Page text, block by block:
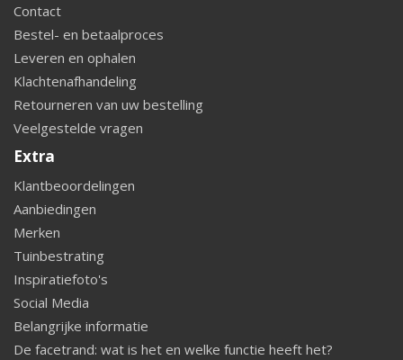
Contact
Bestel- en betaalproces
Leveren en ophalen
Klachtenafhandeling
Retourneren van uw bestelling
Veelgestelde vragen
Extra
Klantbeoordelingen
Aanbiedingen
Merken
Tuinbestrating
Inspiratiefoto's
Social Media
Belangrijke informatie
De facetrand: wat is het en welke functie heeft het?